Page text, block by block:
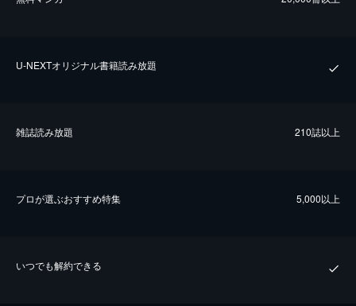
U-NEXTオリジナル書籍読み放題
雑誌読み放題 210誌以上
プロが選ぶおすすめ特集 5,000以上
いつでも解約できる